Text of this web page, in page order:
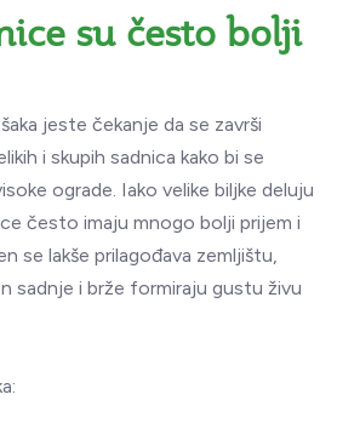
su često bolji
jeste čekanje da se završi
i skupih sadnica kako bi se
ograde. Iako velike biljke deluju
često imaju mnogo bolji prijem i
se lakše prilagođava zemljištu,
sadnje i brže formiraju gustu živu